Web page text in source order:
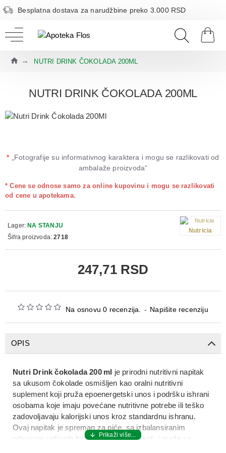
Besplatna dostava za narudžbine preko 3.000 RSD
NUTRI DRINK ČOKOLADA 200ML
NUTRI DRINK ČOKOLADA 200ML
* „Fotografije su informativnog karaktera i mogu se razlikovati od
ambalaže proizvoda“
Na osnovu 0 recenzija. - Napišite recenziju
* Cene se odnose samo za online kupovinu i mogu se razlikovati
od cene u apotekama.
247,71 RSD
Lager: NA STANJU
Šifra proizvoda: 2718
Nutricia
OPIS
Nutri Drink čokolada 200 ml je prirodni nutritivni napitak
sa ukusom čokolade osmišljen kao oralni nutritivni
suplementkoji pružaepoenergetski unos i podršku ishrani
osobama koje imaju povećane nutritivne potrebe ili teško
zadovoljavaju kalorijski unos kroz standardnu ishranu.
Ovaj napitak jespreman za piće, sa izbalansiranim
odnosom ugljjenih hidrata, proteina i masti , i može se